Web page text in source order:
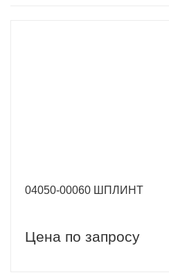
04050-00060 ШПЛИНТ
Цена по запросу